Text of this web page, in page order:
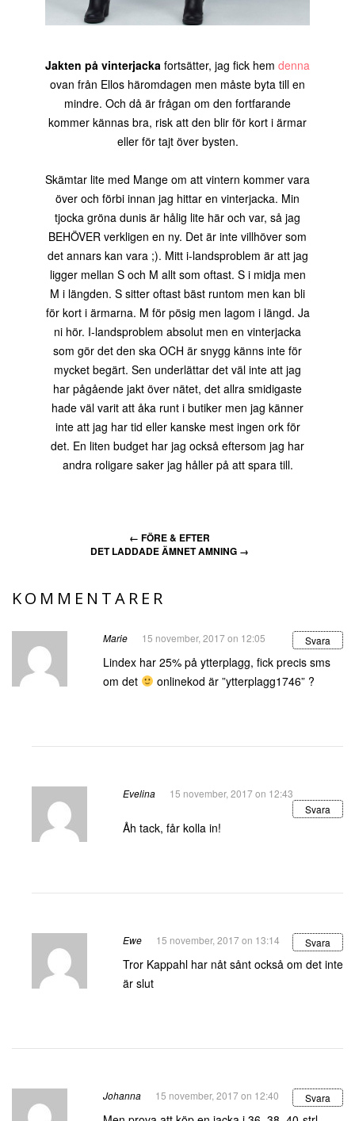
Jakten på vinterjacka fortsätter, jag fick hem denna
ovan från Ellos häromdagen men måste byta till en
mindre. Och då är frågan om den fortfarande
kommer kännas bra, risk att den blir för kort i ärmar
eller för tajt över bysten.
Skämtar lite med Mange om att vintern kommer vara
över och förbi innan jag hittar en vinterjacka. Min
tjocka gröna dunis är hålig lite här och var, så jag
BEHÖVER verkligen en ny. Det är inte villhöver som
det annars kan vara ;). Mitt i-landsproblem är att jag
ligger mellan S och M allt som oftast. S i midja men
M i längden. S sitter oftast bäst runtom men kan bli
för kort i ärmarna. M för pösig men lagom i längd. Ja
ni hör. I-landsproblem absolut men en vinterjacka
som gör det den ska OCH är snygg känns inte för
mycket begärt. Sen underlättar det väl inte att jag
har pågående jakt över nätet, det allra smidigaste
hade väl varit att åka runt i butiker men jag känner
inte att jag har tid eller kanske mest ingen ork för
det. En liten budget har jag också eftersom jag har
andra roligare saker jag håller på att spara till.
← FÖRE & EFTER
DET LADDADE ÄMNET AMNING →
KOMMENTARER
Marie 15 november, 2017 on 12:05 Svara
Lindex har 25% på ytterplagg, fick precis sms
om det
onlinekod är ”ytterplagg1746” ?
Evelina
15 november, 2017 on 12:43
Svara
Åh tack, får kolla in!
Ewe 15 november, 2017 on 13:14 Svara
Tror Kappahl har nåt sånt också om det inte
är slut
Johanna 15 november, 2017 on 12:40 Svara